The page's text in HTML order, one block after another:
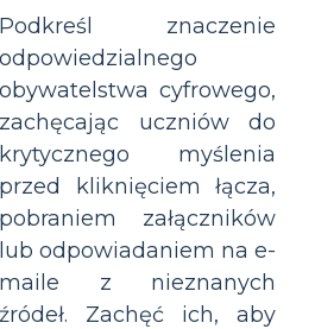
Podkreśl znaczenie
odpowiedzialnego
obywatelstwa cyfrowego,
zachęcając uczniów do
krytycznego myślenia
przed kliknięciem łącza,
pobraniem załączników
lub odpowiadaniem na e-
maile z nieznanych
źródeł. Zachęć ich, aby